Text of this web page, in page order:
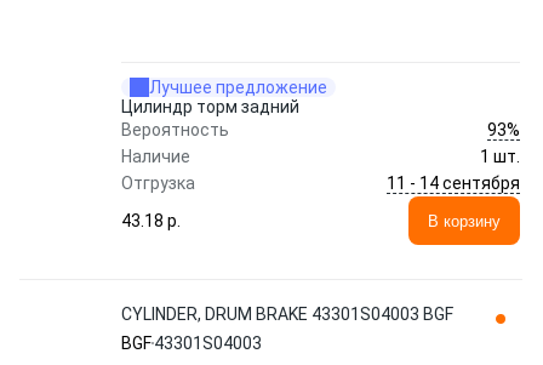
Лучшее предложение
Цилиндр торм задний
Вероятность
93%
Наличие
1 шт.
Отгрузка
11 - 14 сентября
43.18 p.
В корзину
CYLINDER, DRUM BRAKE 43301S04003 BGF
BGF43301S04003